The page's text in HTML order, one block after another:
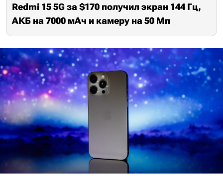
Redmi 15 5G за $170 получил экран 144 Гц,
АКБ на 7000 мАч и камеру на 50 Мп